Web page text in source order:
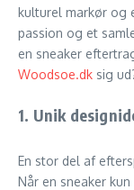
kulturel markør og
passion og et
en sneaker
Woodsoe.dk sig
1. Unik
En stor del af
Når en sneaker